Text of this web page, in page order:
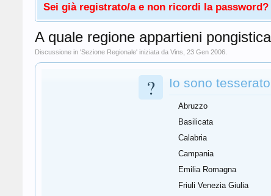
Sei già registrato/a e non ricordi la
A quale regione appartieni
Discussione in 'Sezione Regionale' iniziata da Vins 23 Gen 2006
? Io sono
Abruzzo
Basilicata
Calabria
Campania
Emilia Romagna
Friuli Venezia Giulia